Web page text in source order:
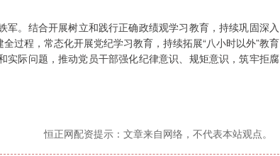
军。结合开展树立和践行正确政绩观学习教育，持续巩固深入
过程，常态化开展党纪学习教育，持续拓展“八小时以外”教育
际问题，推动党员干部强化纪律意识、规矩意识，筑牢拒腐
恒正网配资提示：文章来自网络，不代表本站观点。